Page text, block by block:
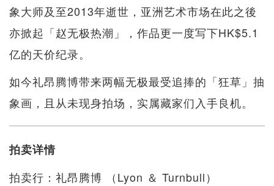
象大师及至2013年逝世，亚洲艺术市场在此之後
亦掀起「赵无极热潮」，作品更一度写下HK$5.1
亿的天价纪录。
如今礼昂腾博带来两幅无极最受追捧的「狂草」抽
象画，且从未现身拍场，实属藏家们入手良机。
拍卖详情
拍卖行：礼昂腾博 （Lyon ＆ Turnbull）